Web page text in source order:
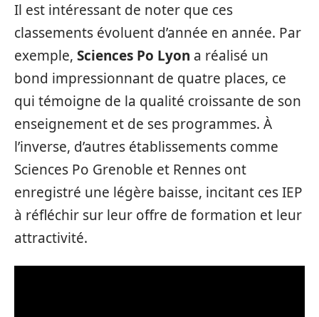
Il est intéressant de noter que ces
classements évoluent d’année en année. Par
exemple, Sciences Po Lyon a réalisé un
bond impressionnant de quatre places, ce
qui témoigne de la qualité croissante de son
enseignement et de ses programmes. À
l’inverse, d’autres établissements comme
Sciences Po Grenoble et Rennes ont
enregistré une légère baisse, incitant ces IEP
à réfléchir sur leur offre de formation et leur
attractivité.